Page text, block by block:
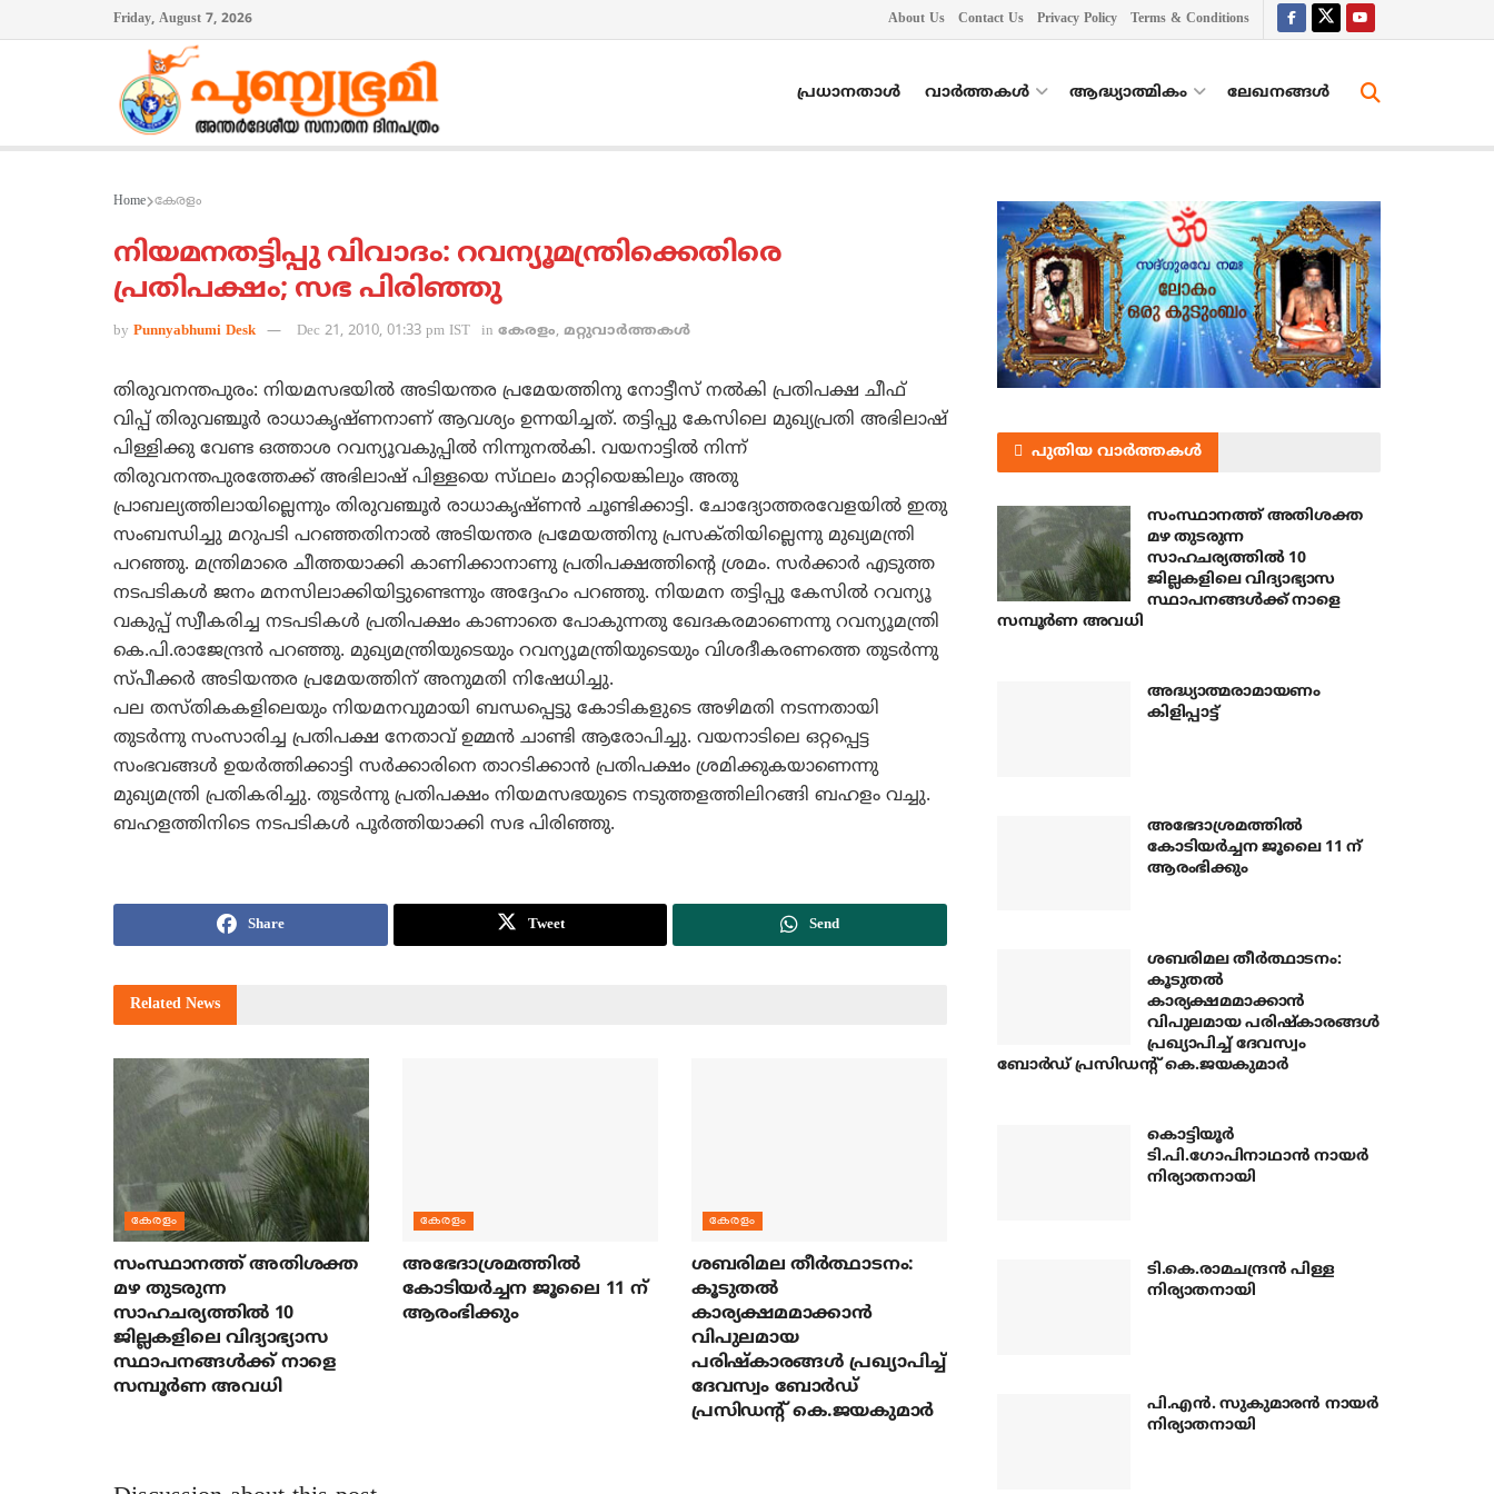
Friday, August 7, 2026 About Us Contact Us Privacy Policy Terms & Conditions
പ്രധാനതാൾ വാർത്തകൾ ആദ്ധ്യാത്മികം ലേഖനങ്ങള്‍
Home കേരളം
നിയമനതട്ടിപ്പു വിവാദം: റവന്യൂമന്ത്രിക്കെതിരെ
പ്രതിപക്ഷം; സഭ പിരിഞ്ഞു
by Punnyabhumi Desk Dec 21, 2010, 01:33 pm IST in കേരളം, മറ്റുവാര്‍ത്തകള്‍
തിരുവനന്തപുരം: നിയമസഭയില്‍ അടിയന്തര പ്രമേയത്തിനു നോട്ടീസ്‌ നല്‍കി പ്രതിപക്ഷ ചീഫ്‌
വിപ്പ്‌ തിരുവഞ്ചൂര്‍ രാധാകൃഷ്‌ണനാണ്‌ ആവശ്യം ഉന്നയിച്ചത്‌. തട്ടിപ്പു കേസിലെ മുഖ്യപ്രതി അഭിലാഷ്‌
പിള്ളിക്കു വേണ്ട ഒത്താശ റവന്യൂവകുപ്പില്‍ നിന്നുനല്‍കി. വയനാട്ടില്‍ നിന്ന്‌
തിരുവനന്തപുരത്തേക്ക്‌ അഭിലാഷ്‌ പിള്ളയെ സ്‌ഥലം മാറ്റിയെങ്കിലും അതു
പ്രാബല്യത്തിലായില്ലെന്നും തിരുവഞ്ചൂര്‍ രാധാകൃഷ്‌ണന്‍ ചൂണ്ടിക്കാട്ടി. ചോദ്യോത്തരവേളയില്‍ ഇതു
സംബന്ധിച്ചു മറുപടി പറഞ്ഞതിനാല്‍ അടിയന്തര പ്രമേയത്തിനു പ്രസക്‌തിയില്ലെന്നു മുഖ്യമന്ത്രി
പറഞ്ഞു. മന്ത്രിമാരെ ചീത്തയാക്കി കാണിക്കാനാണു പ്രതിപക്ഷത്തിന്റെ ശ്രമം. സര്‍ക്കാര്‍ എടുത്ത
നടപടികള്‍ ജനം മനസിലാക്കിയിട്ടുണ്ടെന്നും അദ്ദേഹം പറഞ്ഞു. നിയമന തട്ടിപ്പു കേസില്‍ റവന്യൂ
വകുപ്പ്‌ സ്വീകരിച്ച നടപടികള്‍ പ്രതിപക്ഷം കാണാതെ പോകുന്നതു ഖേദകരമാണെന്നു റവന്യൂമന്ത്രി
കെ.പി.രാജേന്ദ്രന്‍ പറഞ്ഞു. മുഖ്യമന്ത്രിയുടെയും റവന്യൂമന്ത്രിയുടെയും വിശദീകരണത്തെ തുടര്‍ന്നു
സ്‌പീക്കര്‍ അടിയന്തര പ്രമേയത്തിന്‌ അനുമതി നിഷേധിച്ചു.
പല തസ്‌തികകളിലെയും നിയമനവുമായി ബന്ധപ്പെട്ടു കോടികളുടെ അഴിമതി നടന്നതായി
തുടര്‍ന്നു സംസാരിച്ച പ്രതിപക്ഷ നേതാവ്‌ ഉമ്മന്‍ ചാണ്ടി ആരോപിച്ചു. വയനാടിലെ ഒറ്റപ്പെട്ട
സംഭവങ്ങള്‍ ഉയര്‍ത്തിക്കാട്ടി സര്‍ക്കാരിനെ താറടിക്കാന്‍ പ്രതിപക്ഷം ശ്രമിക്കുകയാണെന്നു
മുഖ്യമന്ത്രി പ്രതികരിച്ചു. തുടര്‍ന്നു പ്രതിപക്ഷം നിയമസഭയുടെ നടുത്തളത്തിലിറങ്ങി ബഹളം വച്ചു.
ബഹളത്തിനിടെ നടപടികള്‍ പൂര്‍ത്തിയാക്കി സഭ പിരിഞ്ഞു.
Share Tweet Send
Related News
കേരളം
സംസ്ഥാനത്ത് അതിശക്ത
മഴ തുടരുന്ന
സാഹചര്യത്തിൽ 10
ജില്ലകളിലെ വിദ്യാഭ്യാസ
സ്ഥാപനങ്ങൾക്ക് നാളെ
സമ്പൂർണ അവധി
കേരളം
അഭേദാശ്രമത്തില്‍
കോടിയര്‍ച്ചന ജൂലൈ 11 ന്
ആരംഭിക്കും
കേരളം
ശബരിമല തീര്‍ത്ഥാടനം:
കൂടുതല്‍
കാര്യക്ഷമമാക്കാന്‍
വിപുലമായ
പരിഷ്‌കാരങ്ങള്‍ പ്രഖ്യാപിച്ച്
ദേവസ്വം ബോര്‍ഡ്
പ്രസിഡന്റ് കെ.ജയകുമാര്‍
പുതിയ വാർത്തകൾ
സംസ്ഥാനത്ത് അതിശക്ത
മഴ തുടരുന്ന
സാഹചര്യത്തിൽ 10
ജില്ലകളിലെ വിദ്യാഭ്യാസ
സ്ഥാപനങ്ങൾക്ക് നാളെ
സമ്പൂർണ അവധി
അദ്ധ്യാത്മരാമായണം
കിളിപ്പാട്ട്
അഭേദാശ്രമത്തില്‍
കോടിയര്‍ച്ചന ജൂലൈ 11 ന്
ആരംഭിക്കും
ശബരിമല തീര്‍ത്ഥാടനം:
കൂടുതല്‍
കാര്യക്ഷമമാക്കാന്‍
വിപുലമായ പരിഷ്‌കാരങ്ങള്‍
പ്രഖ്യാപിച്ച് ദേവസ്വം
ബോര്‍ഡ് പ്രസിഡന്റ് കെ.ജയകുമാര്‍
കൊട്ടിയൂര്‍
ടി.പി.ഗോപിനാഥാന്‍ നായര്‍
നിര്യാതനായി
ടി.കെ.രാമചന്ദ്രന്‍ പിള്ള
നിര്യാതനായി
പി.എന്‍. സുകുമാരന്‍ നായര്‍
നിര്യാതനായി